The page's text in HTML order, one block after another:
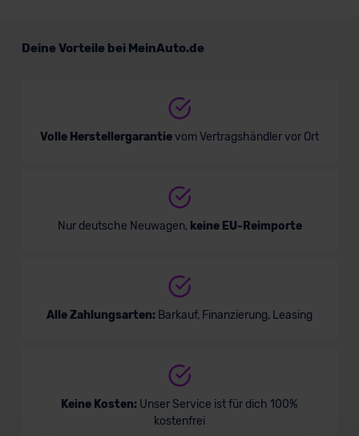
Deine Vorteile bei MeinAuto.de
Volle Herstellergarantievom Vertragshändler vor Ort
Nur deutsche Neuwagen, keine EU-Reimporte
Alle Zahlungsarten: Barkauf, Finanzierung, Leasing
Keine Kosten: Unser Service ist für dich 100%
kostenfrei